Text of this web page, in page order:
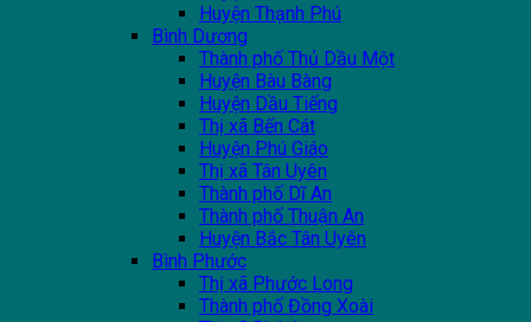
Huyện Thạnh Phú
Bình Dương
Thành phố Thủ Dầu Một
Huyện Bàu Bàng
Huyện Dầu Tiếng
Thị xã Bến Cát
Huyện Phú Giáo
Thị xã Tân Uyên
Thành phố Dĩ An
Thành phố Thuận An
Huyện Bắc Tân Uyên
Bình Phước
Thị xã Phước Long
Thành phố Đồng Xoài